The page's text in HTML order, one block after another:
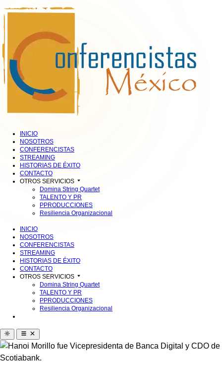
INICIO
NOSOTROS
CONFERENCISTAS
STREAMING
HISTORIAS DE ÉXITO
CONTACTO
OTROS SERVICIOS
Domina String Quartet
TALENTO Y PR
PPRODUCCIONES
Resiliencia Organizacional
INICIO
NOSOTROS
CONFERENCISTAS
STREAMING
HISTORIAS DE ÉXITO
CONTACTO
OTROS SERVICIOS
Domina String Quartet
TALENTO Y PR
PPRODUCCIONES
Resiliencia Organizacional